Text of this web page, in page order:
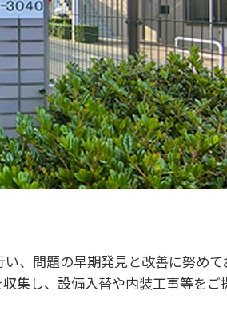
、問題の早期発見と改善に努めて
集し、設備入替や内装工事等をご